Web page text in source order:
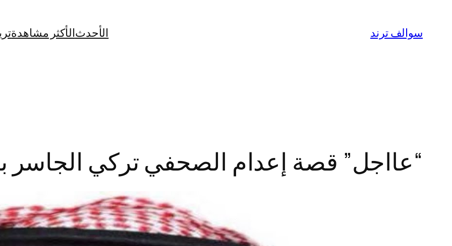
المحتوى
سوالف ترند الأحدثالأكثر مشاهدة
“عااجل” قصة إعدام الصحفي تركي الجاسر